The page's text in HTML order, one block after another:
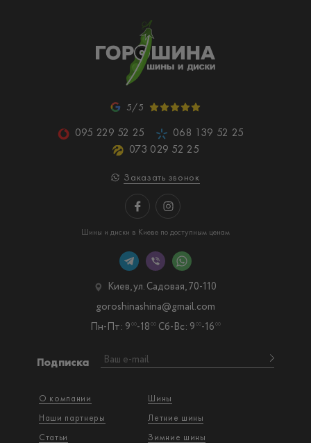
5/5
095 229 52 25
068 139 52 25
073 029 52 25
Заказать звонок
Шины и диски в Киеве по доступным ценам
О компании
Наши партнеры
Статьи
Шины
Летние шины
Зимние шины
Подписка
Киев, ул. Садовая, 70-110
Пн-Пт: 9 00-18 00 Сб-Вс: 9 00-16 00
goroshinashina@gmail.com